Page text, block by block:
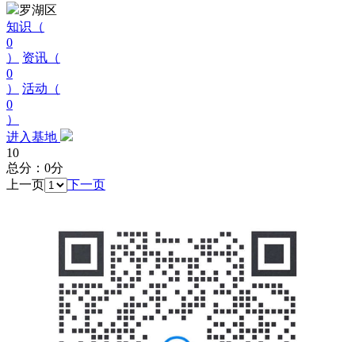
罗湖区
知识（
0
）
资讯（
0
）
活动（
0
）
进入基地
10
总分：0分
上一页
下一页